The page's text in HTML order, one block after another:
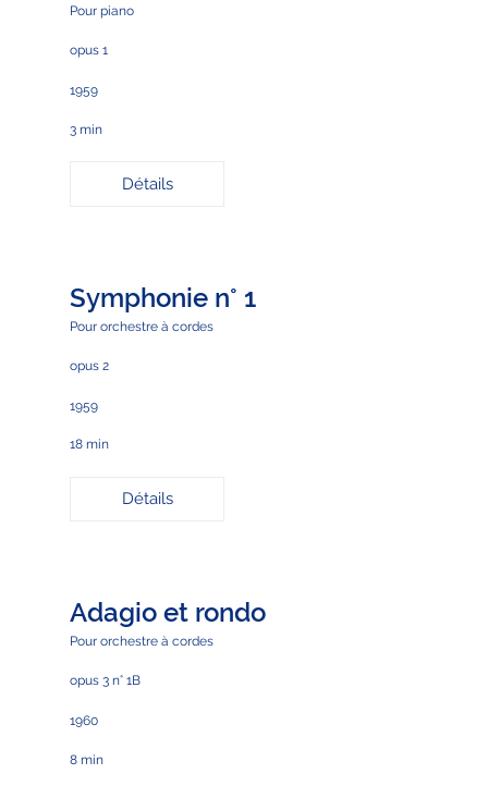
Pour piano
opus 1
1959
3 min
Détails
Symphonie n° 1
Pour orchestre à cordes
opus 2
1959
18 min
Détails
Adagio et rondo
Pour orchestre à cordes
opus 3 n° 1B
1960
8 min